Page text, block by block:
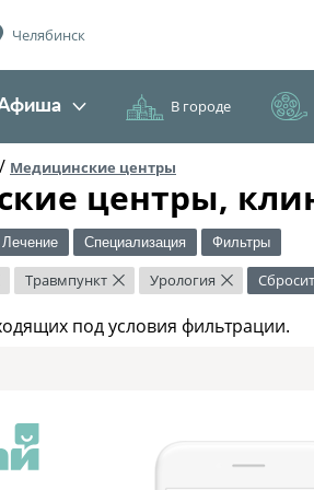
Челябинск
В городе
/ Медицинские центры
центры,
Лечение Специализация Фильтры
Травмпункт × Урология ×
под условия фильтрации.